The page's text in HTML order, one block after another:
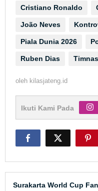
Cristiano Ronaldo
João Neves
Piala Dunia 2026
Ruben Dias
oleh kilasjateng.id
Ikuti Kami Pada
Surakarta World Cup